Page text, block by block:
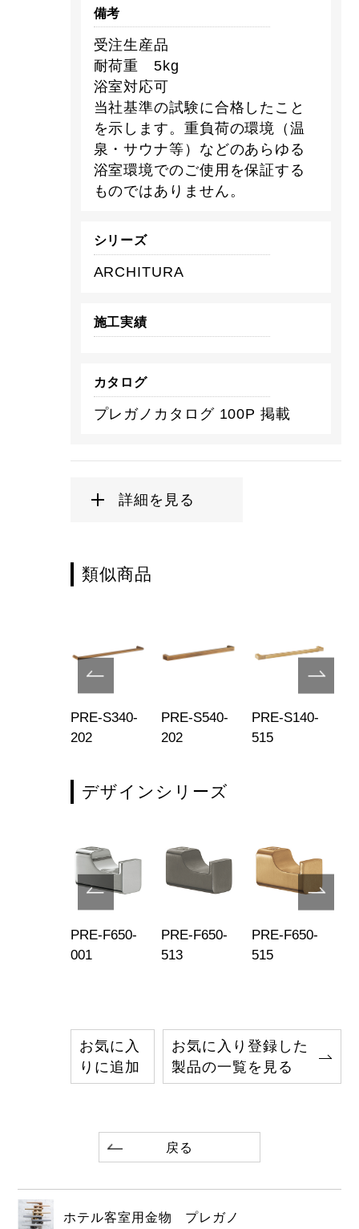
備考
受注生産品
耐荷重 5kg
浴室対応可
当社基準の試験に合格したこと
を示します。重負荷の環境（温
泉・サウナ等）などのあらゆる
浴室環境でのご使用を保証する
ものではありません。
シリーズ
ARCHITURA
施工実績
カタログ
プレガノカタログ 100P 掲載
詳細を見る
類似商品
PRE-S340-
202
PRE-S540-
202
PRE-S140-
515
デザインシリーズ
PRE-F650-
001
PRE-F650-
513
PRE-F650-
515
お気に入
りに追加
お気に入り登録した
製品の一覧を見る
戻る
ホテル客室用金物 プレガノ